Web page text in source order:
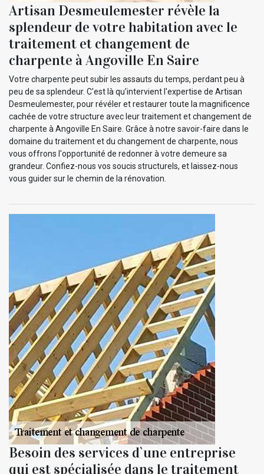
Artisan Desmeulemester révèle la
splendeur de votre habitation avec le
traitement et changement de
charpente à Angoville En Saire
Votre charpente peut subir les assauts du temps, perdant peu à
peu de sa splendeur. C'est là qu'intervient l'expertise de Artisan
Desmeulemester, pour révéler et restaurer toute la magnificence
cachée de votre structure avec leur traitement et changement de
charpente à Angoville En Saire. Grâce à notre savoir-faire dans le
domaine du traitement et du changement de charpente, nous
vous offrons l'opportunité de redonner à votre demeure sa
grandeur. Confiez-nous vos soucis structurels, et laissez-nous
vous guider sur le chemin de la rénovation.
Besoin des services d`une entreprise
qui est spécialisée dans le traitement